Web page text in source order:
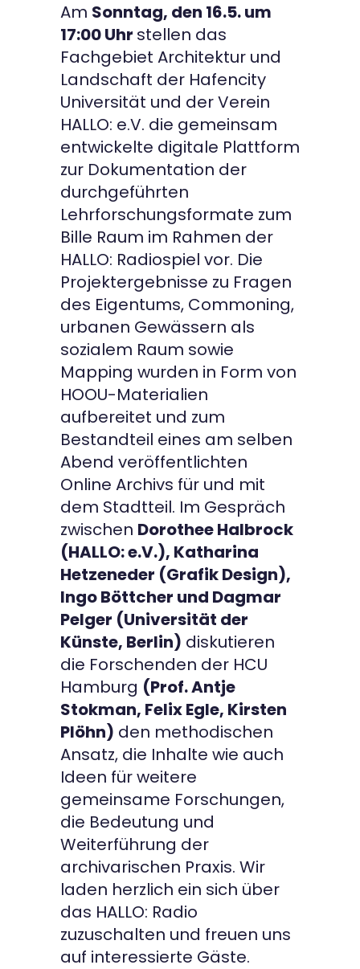
Am Sonntag, den 16.5. um
17:00 Uhr stellen das
Fachgebiet Architektur und
Landschaft der Hafencity
Universität und der Verein
HALLO: e.V. die gemeinsam
entwickelte digitale Plattform
zur Dokumentation der
durchgeführten
Lehrforschungsformate zum
Bille Raum im Rahmen der
HALLO: Radiospiel vor. Die
Projektergebnisse zu Fragen
des Eigentums, Commoning,
urbanen Gewässern als
sozialem Raum sowie
Mapping wurden in Form von
HOOU-Materialien
aufbereitet und zum
Bestandteil eines am selben
Abend veröffentlichten
Online Archivs für und mit
dem Stadtteil. Im Gespräch
zwischen Dorothee Halbrock
(HALLO: e.V.), Katharina
Hetzeneder (Grafik Design),
Ingo Böttcher und Dagmar
Pelger (Universität der
Künste, Berlin) diskutieren
die Forschenden der HCU
Hamburg (Prof. Antje
Stokman, Felix Egle, Kirsten
Plöhn) den methodischen
Ansatz, die Inhalte wie auch
Ideen für weitere
gemeinsame Forschungen,
die Bedeutung und
Weiterführung der
archivarischen Praxis. Wir
laden herzlich ein sich über
das HALLO: Radio
zuzuschalten und freuen uns
auf interessierte Gäste.